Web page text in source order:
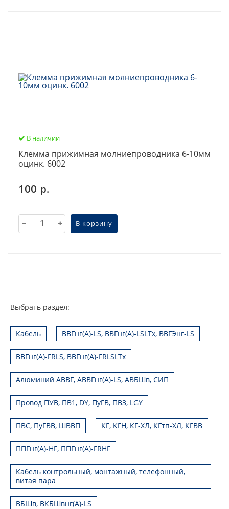
В наличии
Клемма прижимная молниепроводника 6-10мм
оцинк. 6002
100 р.
В корзину
Выбрать раздел:
Кабель ВВГнг(А)-LS, ВВГнг(А)-LSLTx, ВВГЭнг-LS
ВВГнг(А)-FRLS, ВВГнг(А)-FRLSLTx
Алюминий АВВГ, АВВГнг(А)-LS, АВБШв, СИП
Провод ПУВ, ПВ1, DY, ПуГВ, ПВ3, LGY
ПВС, ПуГВВ, ШВВП КГ, КГН, КГ-ХЛ, КГтп-ХЛ, КГВВ
ППГнг(А)-HF, ППГнг(А)-FRHF
Кабель контрольный, монтажный, телефонный,
витая пара
ВБШв, ВКБШвнг(А)-LS